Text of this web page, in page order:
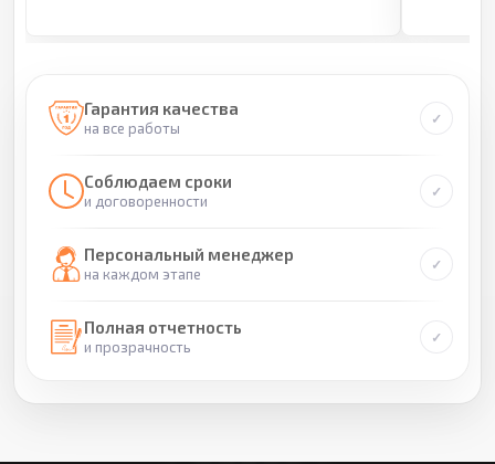
Гарантия качества
на все работы
Соблюдаем сроки
и договоренности
Персональный менеджер
на каждом этапе
Полная отчетность
и прозрачность